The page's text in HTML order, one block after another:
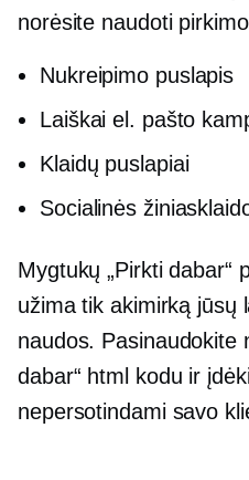
norėsite naudoti
Nukreipimo puslapis
Laiškai el. pašto
Klaidų puslapiai
Socialinės
Mygtukų „Pirkti dabar“
užima tik akimirką jūsų
naudos. Pasinaudokite
dabar“ html kodu ir
nepersotindami savo